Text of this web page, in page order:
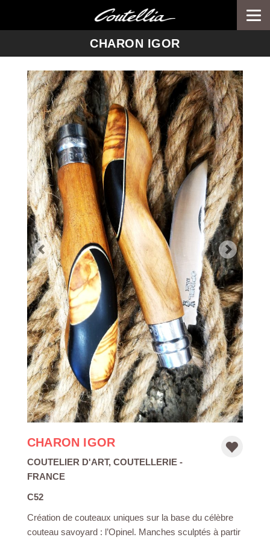
CHARON IGOR
CHARON IGOR
COUTELIER D'ART, COUTELLERIE -
FRANCE
C52
Création de couteaux uniques sur la base du célèbre
couteau savoyard : l’Opinel. Manches sculptés à partir